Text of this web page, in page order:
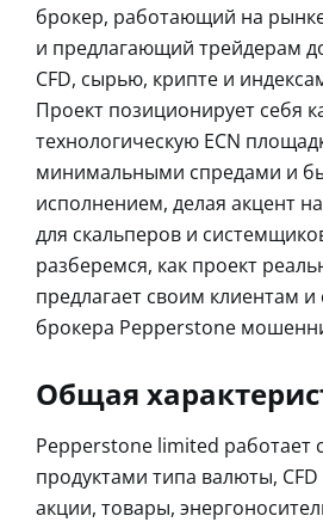
брокер, работающий на
и предлагающий трейдерам
CFD, сырью, крипте и
Проект позиционирует себя
технологическую ECN
минимальными спредами и
исполнением, делая акцент
для скальперов и
разберемся, как проект
предлагает своим клиентам и
брокера Pepperstone
Общая
Pepperstone limited работает
продуктами типа валюты,
акции, товары,